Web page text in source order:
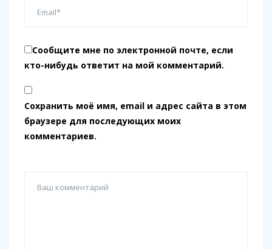
Сообщите мне по электронной почте, если
кто-нибудь ответит на мой комментарий.
Сохранить моё имя, email и адрес сайта в этом
браузере для последующих моих
комментариев.